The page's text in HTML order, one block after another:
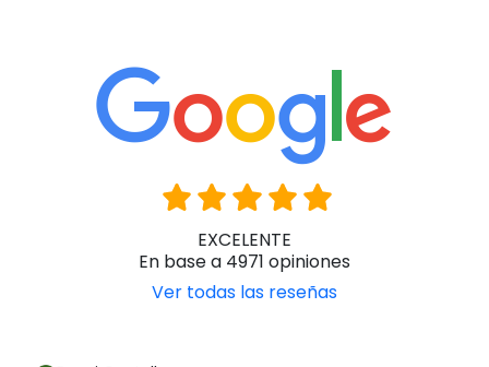
EXCELENTE
En base a 4971 opiniones
Ver todas las reseñas